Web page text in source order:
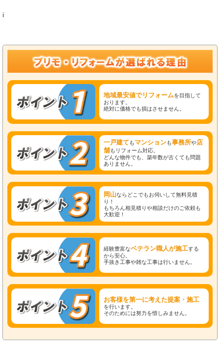
i
地域最安値でリフォームを目指して
おります。
絶対に価格でも損はさせません。
一戸建て もマンションも事務所や店
舗もリフォーム対応。
どんな物件でも、築年数が古くても問題
ありません。
岡山ならどこでもお伺いして無料見積
り！
もちろん相見積りや相談だけのご依頼も
大歓迎！
経験豊富なベテラン職人が施工する
から安心。
手抜き工事や雑な工事は行いません。
お客様を第一に考えた提案・施工
を行います。
そのためには努力を惜しみません。